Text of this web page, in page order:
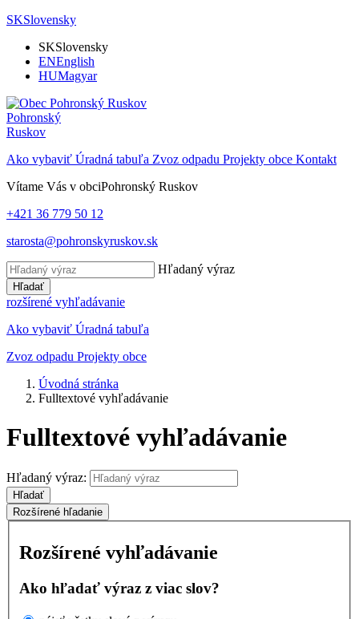
SKSlovensky
SKSlovensky
ENEnglish
HUMagyar
Pohronský
Ruskov
Ako vybaviť Úradná tabuľa Zvoz odpadu Projekty obce Kontakt
Vítame Vás v obciPohronský Ruskov
+421 36 779 50 12
starosta@pohronskyruskov.sk
Hľadaný výraz
Hľadať
rozšírené vyhľadávanie
Ako vybaviť Úradná tabuľa
Zvoz odpadu Projekty obce
Úvodná stránka
Fulltextové vyhľadávanie
Fulltextové vyhľadávanie
Hľadaný výraz:
Hľadať
Rozšírené hľadanie
Rozšírené vyhľadávanie
Ako hľadať výraz z viac slov?